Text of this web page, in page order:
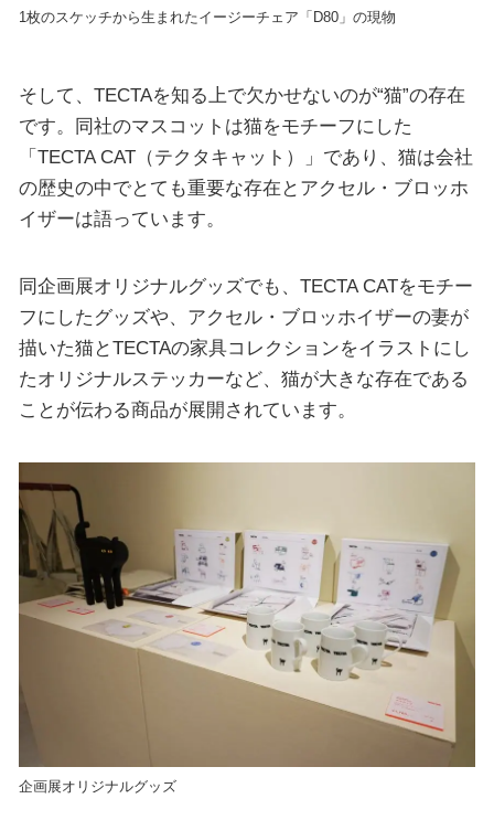
1枚のスケッチから生まれたイージーチェア「D80」の現物
そして、TECTAを知る上で欠かせないのが“猫”の存在
です。同社のマスコットは猫をモチーフにした
「TECTA CAT（テクタキャット）」であり、猫は会社
の歴史の中でとても重要な存在とアクセル・ブロッホ
イザーは語っています。
同企画展オリジナルグッズでも、TECTA CATをモチー
フにしたグッズや、アクセル・ブロッホイザーの妻が
描いた猫とTECTAの家具コレクションをイラストにし
たオリジナルステッカーなど、猫が大きな存在である
ことが伝わる商品が展開されています。
企画展オリジナルグッズ